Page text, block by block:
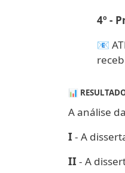
4º -
📧
📊
A análise
I - A
II - A